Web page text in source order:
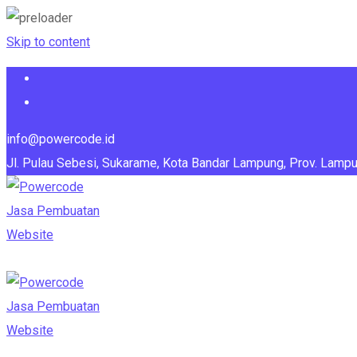
Skip to content
info@powercode.id
Jl. Pulau Sebesi, Sukarame, Kota Bandar Lampung, Prov.